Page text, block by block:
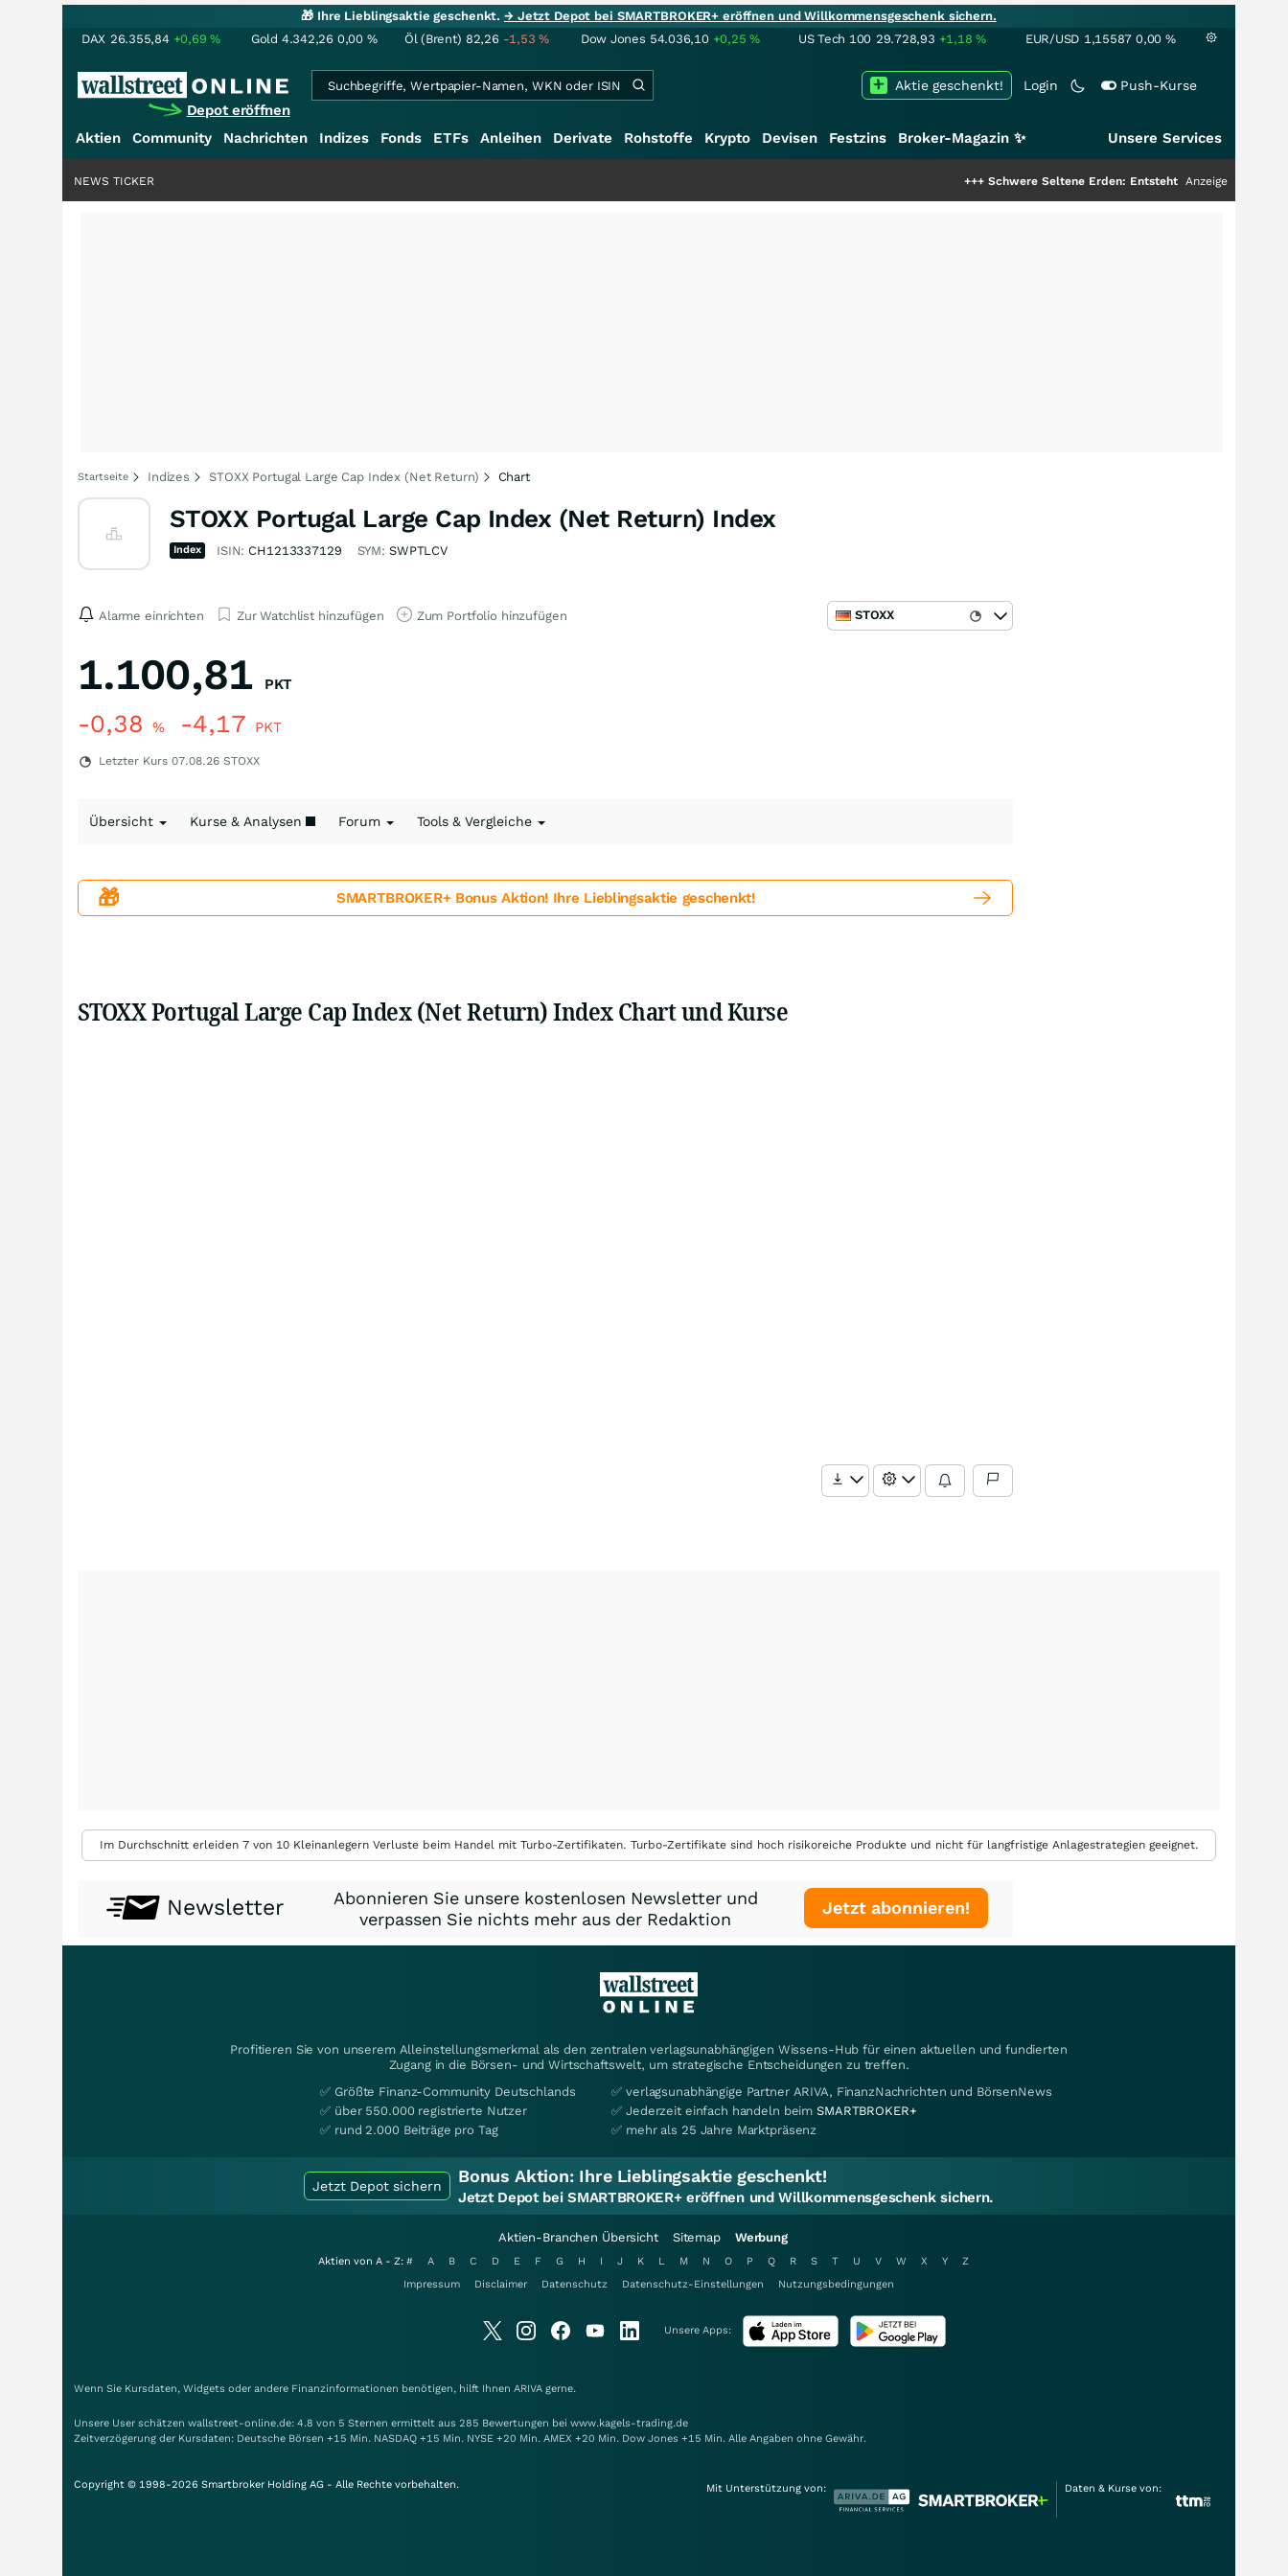
🎁 Ihre Lieblingsaktie geschenkt.→ Jetzt Depot bei SMARTBROKER+ eröffnen und Willkommensgeschenk sichern.
DAX 26.355,84 +0,69% Gold 4.342,26 0,00 % Öl (Brent) 82,26 -1,53% Dow Jones 54.036,10 +0,25% US Tech 100 29.728,93 +1,18% EUR/USD 1,15587 0,00 %
Depot eröffnen
Login Push-Kurse
Aktie geschenkt!
Aktien Community Nachrichten Indizes Fonds ETFs Anleihen Derivate Rohstoffe Krypto Devisen Festzins Broker-Magazin ✨ Unsere Services
Schwere Seltene Erden: Entsteht hier die nächste
Anzeige
NEWS TICKER
Startseite Indizes STOXX Portugal Large Cap Index (Net Return) Chart
STOXX Portugal Large Cap Index (Net Return) Index
Index ISIN: CH1213337129 SYM: SWPTLCV
Alarme einrichten Zur Watchlist hinzufügen Zum Portfolio hinzufügen STOXX
1.100,81 PKT
-0,38 % -4,17 PKT
Letzter Kurs 07.08.26 STOXX
Übersicht Kurse & Analysen Forum Tools & Vergleiche
🎁 SMARTBROKER+ Bonus Aktion! Ihre Lieblingsaktie geschenkt!
STOXX Portugal Large Cap Index (Net Return) Index Chart und Kurse
Im Durchschnitt erleiden 7 von 10 Kleinanlegern Verluste beim Handel mit Turbo-Zertifikaten. Turbo-Zertifikate sind hoch risikoreiche Produkte und nicht für langfristige Anlagestrategien geeignet.
Newsletter
Abonnieren Sie unsere kostenlosen Newsletter und
verpassen Sie nichts mehr aus der Redaktion
Jetzt abonnieren!
Profitieren Sie von unserem Alleinstellungsmerkmal als den zentralen verlagsunabhängigen Wissens-Hub für einen aktuellen und fundierten
Zugang in die Börsen- und Wirtschaftswelt, um strategische Entscheidungen zu treffen.
✅ Größte Finanz-Community Deutschlands
✅ über 550.000 registrierte Nutzer
✅ rund 2.000 Beiträge pro Tag
✅ verlagsunabhängige Partner ARIVA, FinanzNachrichten und BörsenNews
✅ Jederzeit einfach handeln beimSMARTBROKER+
✅ mehr als 25 Jahre Marktpräsenz
Jetzt Depot sichern Bonus Aktion: Ihre Lieblingsaktie geschenkt!
Jetzt Depot bei SMARTBROKER+ eröffnen und Willkommensgeschenk sichern.
Aktien-Branchen Übersicht Sitemap Werbung
Aktien von A - Z: # A B C D E F G H I J K L M N O P Q R S T U V W X Y
Z
Impressum
Disclaimer Datenschutz Datenschutz-Einstellungen Nutzungsbedingungen
Unsere Apps:
Wenn Sie Kursdaten, Widgets oder andere Finanzinformationen benötigen, hilft Ihnen ARIVA gerne.
Unsere User schätzen wallstreet-online.de: 4.8 von 5 Sternen ermittelt aus 285 Bewertungen bei www.kagels-trading.de
Zeitverzögerung der Kursdaten: Deutsche Börsen +15 Min. NASDAQ +15 Min. NYSE +20 Min. AMEX +20 Min. Dow Jones +15 Min. Alle Angaben ohne Gewähr.
Copyright © 1998-2026 Smartbroker Holding AG - Alle Rechte vorbehalten. Mit Unterstützung von: Daten & Kurse von: